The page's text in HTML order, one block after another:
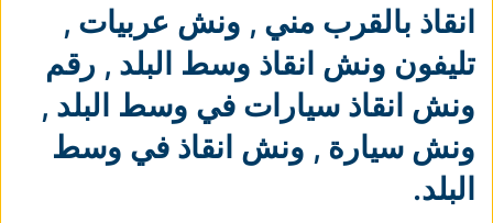
انقاذ بالقرب مني , ونش عربيات ,
تليفون ونش انقاذ وسط البلد , رقم
ونش انقاذ سيارات في وسط البلد ,
ونش سيارة , ونش انقاذ في وسط
البلد.